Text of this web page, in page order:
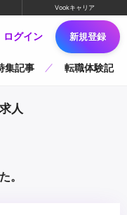
Vookキャリア
ログイン 新規登録
集記事 転職体験記
人
。